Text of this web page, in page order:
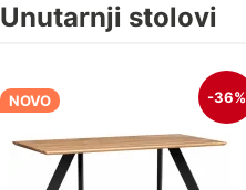
Unutarnji stolovi
NOVO -36%